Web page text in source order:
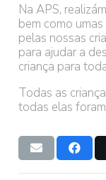
Na APS,
bem como
pelas nossas
para ajudar a
criança para
Todas as
todas elas foram